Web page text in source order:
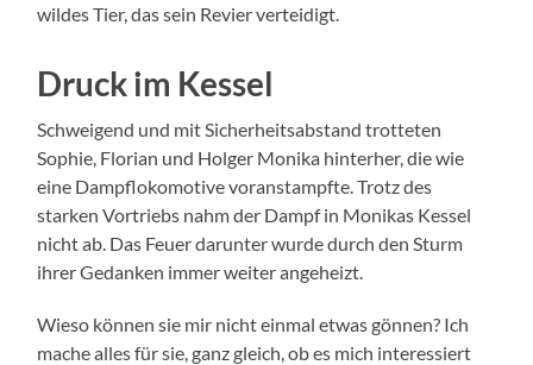
wildes Tier, das sein Revier verteidigt.
Druck im Kessel
Schweigend und mit Sicherheitsabstand trotteten
Sophie, Florian und Holger Monika hinterher, die wie
eine Dampflokomotive voranstampfte. Trotz des
starken Vortriebs nahm der Dampf in Monikas Kessel
nicht ab. Das Feuer darunter wurde durch den Sturm
ihrer Gedanken immer weiter angeheizt.
Wieso können sie mir nicht einmal etwas gönnen? Ich
mache alles für sie, ganz gleich, ob es mich interessiert